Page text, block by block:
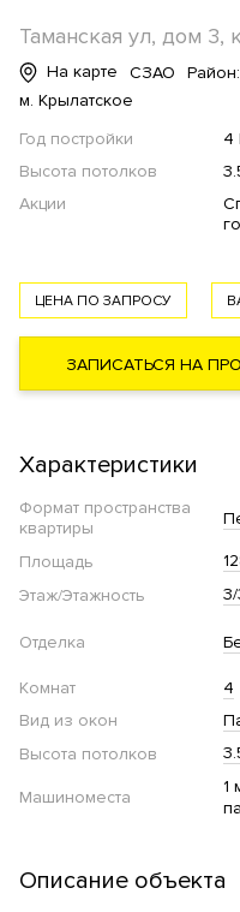
Таманская ул, дом 3,
На карте СЗАО
м. Крылатское
Год постройки
4
Высота потолков
Акции
ЦЕНА ПО ЗАПРОСУ
ЗАПИСАТЬСЯ НА
Характеристики
Формат пространства
квартиры
Площадь
Этаж/Этажность
3/
Отделка
Комнат
4
Вид из окон
Высота потолков
Машиноместа
1
Описание объекта